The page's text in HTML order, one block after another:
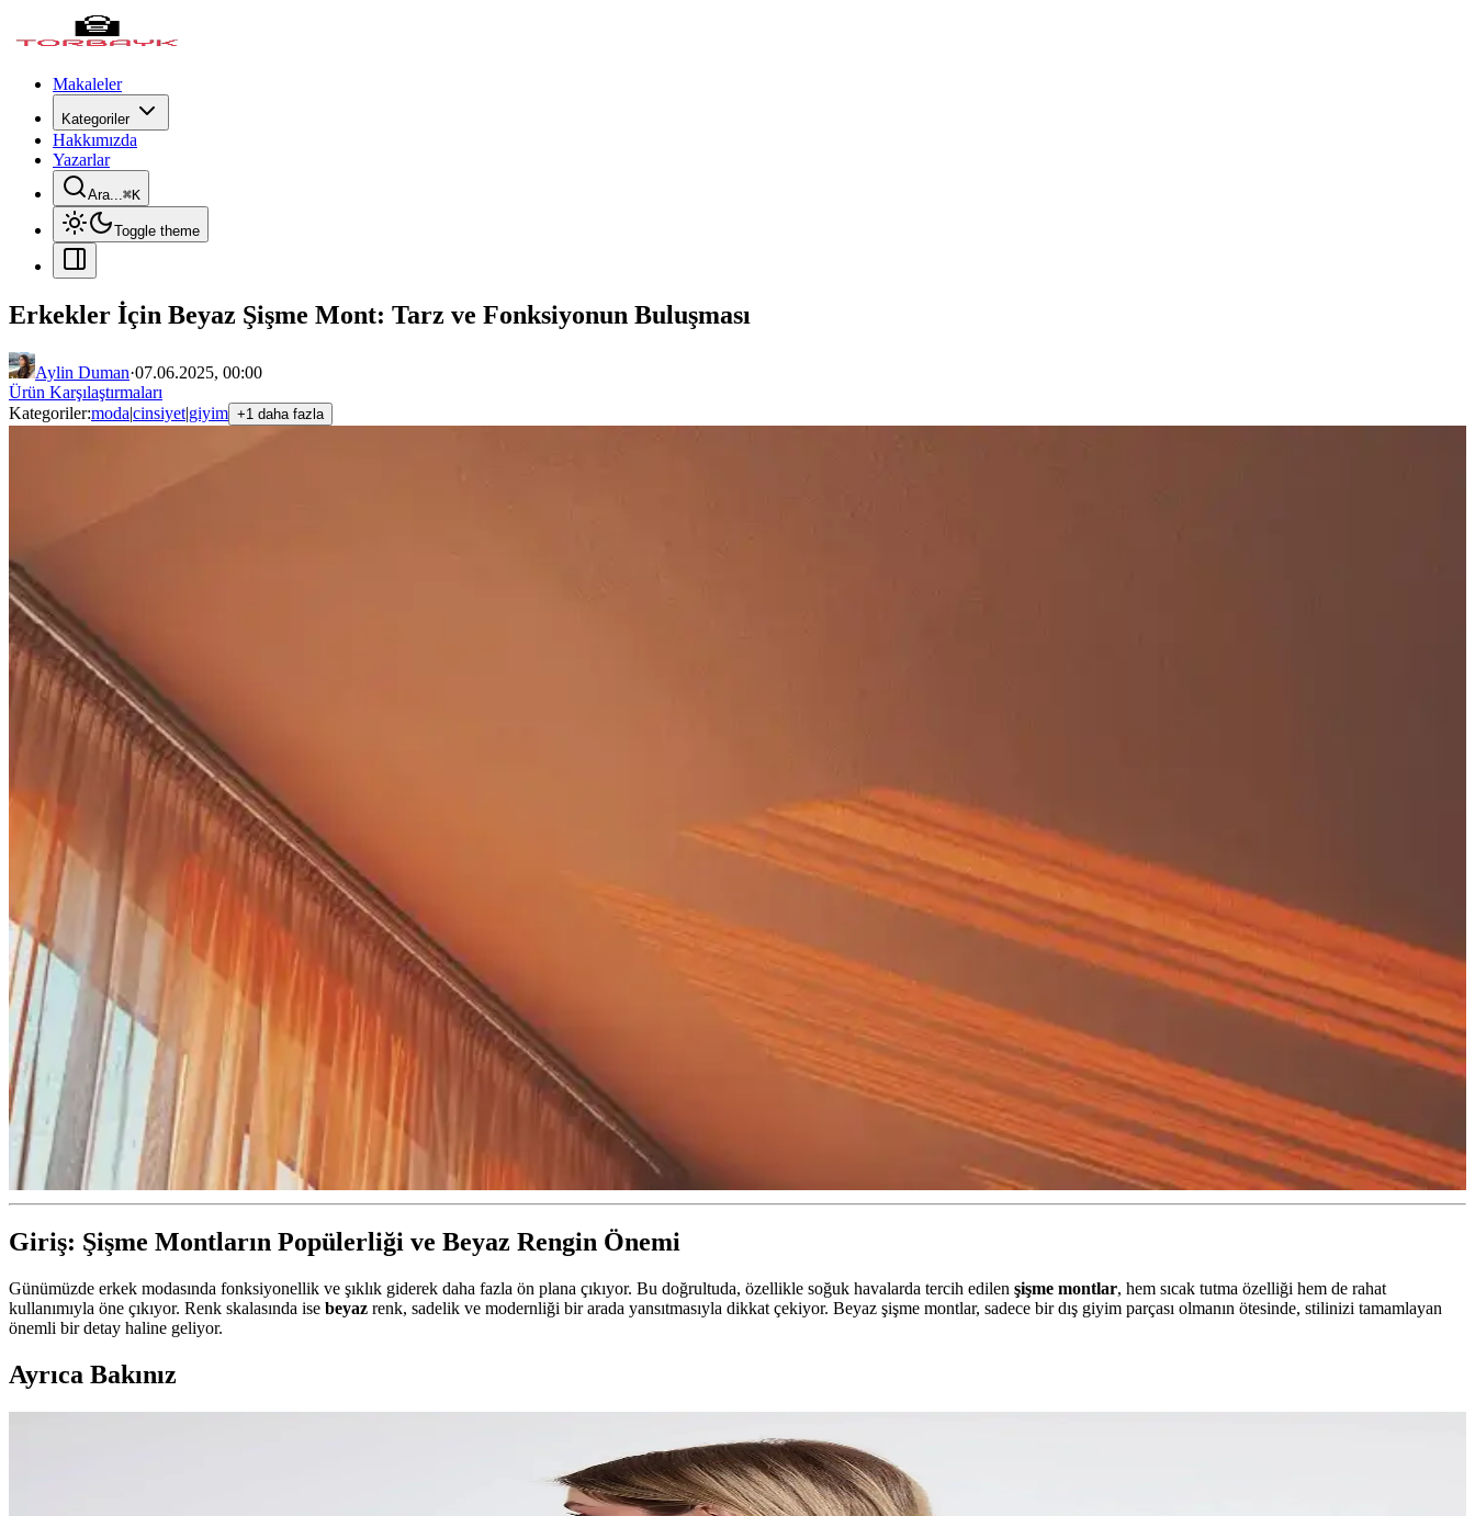
Makaleler
Kategoriler
Hakkımızda
Yazarlar
Ara...⌘K
Toggle theme
Erkekler İçin Beyaz Şişme Mont: Tarz ve Fonksiyonun Buluşması
Aylin Duman·07.06.2025, 00:00
Ürün Karşılaştırmaları
Kategoriler:moda|cinsiyet|giyim +1 daha fazla
Giriş: Şişme Montların Popülerliği ve Beyaz Rengin Önemi
Günümüzde erkek modasında fonksiyonellik ve şıklık giderek daha fazla ön plana çıkıyor. Bu doğrultuda, özellikle soğuk havalarda tercih edilen şişme montlar, hem sıcak tutma özelliği hem de rahat
kullanımıyla öne çıkıyor. Renk skalasında ise beyaz renk, sadelik ve modernliği bir arada yansıtmasıyla dikkat çekiyor. Beyaz şişme montlar, sadece bir dış giyim parçası olmanın ötesinde, stilinizi tamamlayan
önemli bir detay haline geliyor.
Ayrıca Bakınız
Erkekler İçin Pofuduk Mont Seçenekleri: Sıcaklık ve Şıklığın Buluştuğu Nokta
Kış aylarının vazgeçilmezi pofuduk montlar, sıcak tutarken şıklık ve konfor sunar. Modeller, malzeme ve bakım ipuçlarıyla kış stilinizi tamamlayın.